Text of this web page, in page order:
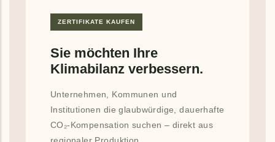
ZERTIFIKATE KAUFEN
Sie möchten Ihre
Klimabilanz verbessern.
Unternehmen, Kommunen und
Institutionen die glaubwürdige, dauerhafte
CO₂-Kompensation suchen – direkt aus